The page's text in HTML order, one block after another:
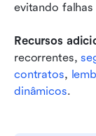
evitando
Recursos
recorrentes,
contratos,
dinâmicos.